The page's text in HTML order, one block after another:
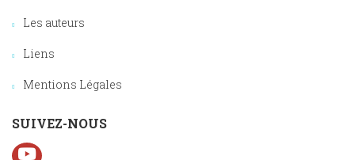
Les auteurs
Liens
Mentions Légales
SUIVEZ-NOUS